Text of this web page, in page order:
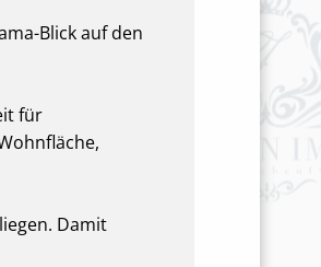
Blick auf den
für
Damit